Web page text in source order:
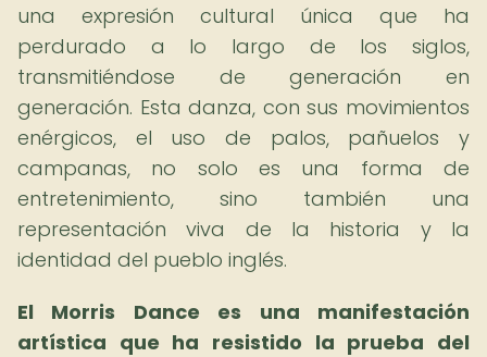
una expresión cultural única que ha
perdurado a lo largo de los siglos,
transmitiéndose de generación en
generación. Esta danza, con sus movimientos
enérgicos, el uso de palos, pañuelos y
campanas, no solo es una forma de
entretenimiento, sino también una
representación viva de la historia y la
identidad del pueblo inglés.
El Morris Dance es una manifestación
artística que ha resistido la prueba del